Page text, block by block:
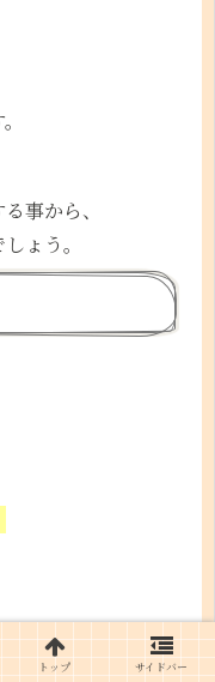
事から、
ょう。
、
トップ サイドバー